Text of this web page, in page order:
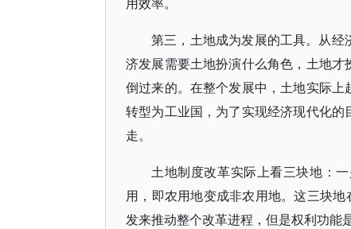
第三，土地成为发展的工具。从
济发展需要土地扮演什么角色，土地
倒过来的。在整个发展中，土地实际
转型为工业国，为了实现经济现代化
走。
土地制度改革实际上看三块地：
用，即农用地变成非农用地。这三块
发来推动整个改革进程，但是权利功能